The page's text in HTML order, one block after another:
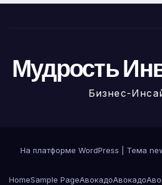
Мудрость
Бизнес-
На платформе WordPress Тема
HomeSample PageАвокадоАвокадо